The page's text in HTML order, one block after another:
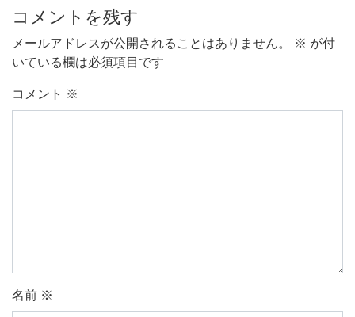
コメントを残す
メールアドレスが公開されることはありません。 ※ が付
いている欄は必須項目です
コメント ※
名前 ※